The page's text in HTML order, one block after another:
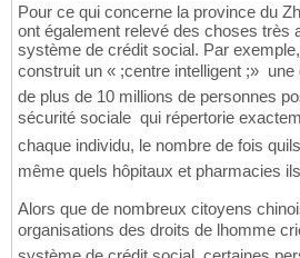
Pour ce qui concerne la province du
ont également relevé des choses très
système de crédit social. Par
construit un « ;centre intelligent ;» 
de plus de 10 millions de personnes
sécurité sociale  qui répertorie
chaque individu, le nombre de fois
même quels hôpitaux et pharmacies
Alors que de nombreux citoyens
organisations des droits de lhomme